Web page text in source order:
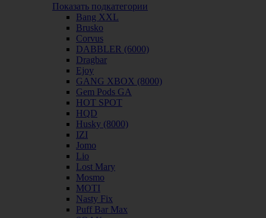
Показать подкатегории
Bang XXL
Brusko
Corvus
DABBLER (6000)
Dragbar
Ejoy
GANG XBOX (8000)
Gem Pods GA
HOT SPOT
HQD
Husky (8000)
IZI
Jomo
Lio
Lost Mary
Mosmo
MOTI
Nasty Fix
Puff Bar Max